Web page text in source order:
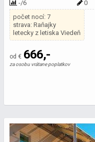
-/6 0
počet nocí: 7
strava: Raňajky
letecky z letiska Viedeň
od € 666,-
za osobu vrátane poplatkov